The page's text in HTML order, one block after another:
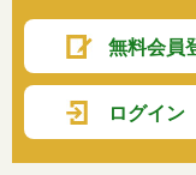
無料会員
ログイン